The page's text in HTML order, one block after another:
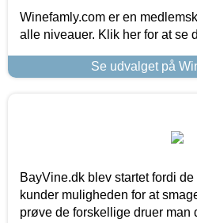
Winefamly.com er en
alle niveauer. Klik her for at se
Se udvalget på
BayVine.dk blev startet fordi
kunder muligheden for at
prøve de forskellige druer man